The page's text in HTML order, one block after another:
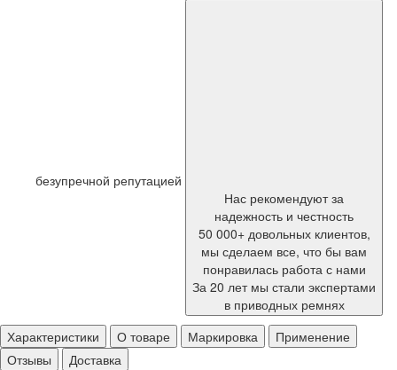
безупречной репутацией
Нас рекомендуют за
надежность и честность
50 000+ довольных клиентов,
мы сделаем все, что бы вам
понравилась работа с нами
За 20 лет мы стали экспертами
в приводных ремнях
Характеристики
О товаре Маркировка
Применение
Отзывы
Доставка